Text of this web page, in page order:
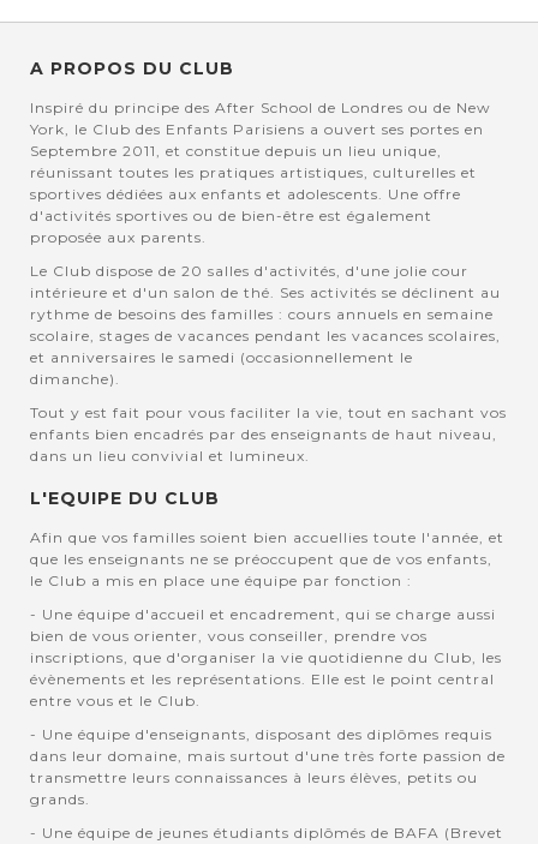
A PROPOS DU CLUB
Inspiré du principe des After School de Londres ou de New
York, le Club des Enfants Parisiens a ouvert ses portes en
Septembre 2011, et constitue depuis un lieu unique,
réunissant toutes les pratiques artistiques, culturelles et
sportives dédiées aux enfants et adolescents. Une offre
d'activités sportives ou de bien-être est également
proposée aux parents.
Le Club dispose de 20 salles d'activités, d'une jolie cour
intérieure et d'un salon de thé. Ses activités se déclinent au
rythme de besoins des familles : cours annuels en semaine
scolaire, stages de vacances pendant les vacances scolaires,
et anniversaires le samedi (occasionnellement le
dimanche).
Tout y est fait pour vous faciliter la vie, tout en sachant vos
enfants bien encadrés par des enseignants de haut niveau,
dans un lieu convivial et lumineux.
L'EQUIPE DU CLUB
Afin que vos familles soient bien accuellies toute l'année, et
que les enseignants ne se préoccupent que de vos enfants,
le Club a mis en place une équipe par fonction :
- Une équipe d'accueil et encadrement, qui se charge aussi
bien de vous orienter, vous conseiller, prendre vos
inscriptions, que d'organiser la vie quotidienne du Club, les
évènements et les représentations. Elle est le point central
entre vous et le Club.
- Une équipe d'enseignants, disposant des diplômes requis
dans leur domaine, mais surtout d'une très forte passion de
transmettre leurs connaissances à leurs élèves, petits ou
grands.
- Une équipe de jeunes étudiants diplômés de BAFA (Brevet